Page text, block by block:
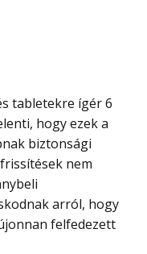
hogy ezek a
biztonsági
nem
arról, hogy
felfedezett